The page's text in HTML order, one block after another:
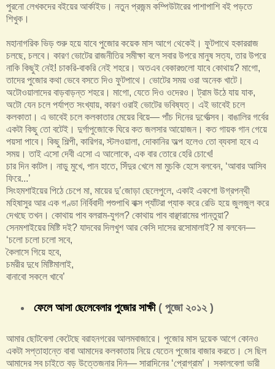
পুরনো লেখকদের বইয়ের আর্কাইভ। নতুন প্রজন্ম কম্পিউটারের পাশাপাশি বই পড়তে
শিখুক।
মহানাগরিক ভিড় শুরু হয়ে যাবে পুজোর কয়েক মাস আগে থেকেই। ফুটপাথে হকাররাজ
চলছে, চলবে। কারণ ভোটের রাজনীতির সমীক্ষা বলে সবার উপরে মানুষ সত্য, তার উপরে
নাকি কিছুই নেই! চাকরি-বাকরি নেই শহরে। অতএব বেকারগুলো যাবে কোথায়? মাগো,
তাদের পুজোর কথা ভেবে বসতে দিও ফুটপাথে। ভোটের সময় ওরা অনেক খাটে।
অটোওয়ালাদের বাড়বাড়ন্ত শহরে। মাগো, যেতে দিও ওদেরও। ট্রাম উঠে যায় যাক,
অটো যেন চলে পর্যাপ্ত সংখ্যায়, কারণ ওরাই ভোটের ভবিষ্যত্। এই ভাবেই চলে
কলকাতা। এ ভাবেই চলে কলকাতার মেয়ের বিয়ে— পাঁচ দিনের দুর্গোত্সব। বাঙালির গর্বের
একটা কিছু তো বটেই। দুর্গাপুজোকে ঘিরে কত জলসার আয়োজন। কত গায়ক গান গেয়ে
পয়সা পাবে। কিছু শিল্পী, কারিগর, স্টলওয়ালা, দোকানির অল্প হলেও তো ব্যবসা হবে এ
সময়। তাই এসো দেবী এসো এ আলোকে, এক বার তোরে হেরি চোখে!
চার দিন কাটল। নাড়ু মুখে, পান হাতে, সিঁদুর খেলে মা মুচকি হেসে বলবেন, ‘আবার আসিব
ফিরে...’
সিংহমশাইয়ের পিঠে চেপে মা, মায়ের দু’জোড়া ছেলেপুলে, একাই একশো উগ্রপন্থী
মহিষাসুর আর এক গণ্ডা নির্বিবাদী পশুপাখি বাক্স প্যাঁটরা প্যাক করে রেডি হয়ে জুলজুল করে
দেখছে তখন। কোথায় পাব বলরাম-যুগল? কোথায় পাব বাঞ্ছারামের পান্তুয়া?
সেনমশাইয়ের মিষ্টি দই? যাদবের দিলখুশ আর কেসি দাসের রসোমালাই? মা বলবেন—
‘চলো চলো চলো সবে,
কৈলাসে গিয়ে হবে,
চমরীর দুধে মিষ্টিমালাই,
বানাবো সকলে খাবে’
ফেলে আসা ছেলেবেলার পুজোর সাক্ষী( পুজো ২০১২ )
আমার ছোটবেলা কেটেছে বরাহনগরের আলমবাজারে। পুজোর মাস দুয়েক আগে কোনও
একটা সপ্তাহান্তে বাবা আমাদের কলকাতায় নিয়ে যেতেন পুজোর বাজার করতে। সে ছিল
আমাদের সব চাইতে বড় উত্তেজনার দিন— সারাদিনের ‘প্রোগ্রাম’। সকালবেলা ভারী